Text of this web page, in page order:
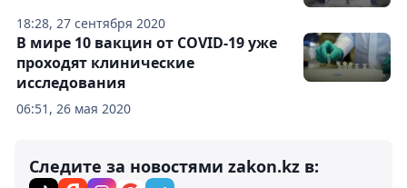
18:28, 27 сентября 2020
06:51, 26 мая 2020
В мире 10 вакцин от COVID-19 уже
проходят клинические
исследования
Следите за новостями zakon.kz в: